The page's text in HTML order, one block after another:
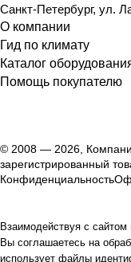
Санкт-Петербург, ул.
О компании
Гид по климату
Каталог
Помощь покупателю
© 2008 — 2026,
зарегистрированный
Конфиденциальность
Взаимодействуя с
Вы соглашаетесь на
использует файлы